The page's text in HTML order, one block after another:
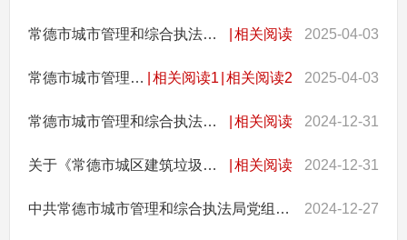
相关阅读
常德市城市管理和综合执法局关于印发《常德市生活垃圾处理项目运营补贴控制标准的指导意见》政策解读 2025-04-03
相关阅读1 相关阅读2
常德市城市管理和综合执法局关于印发《常德市生活垃圾处理项目运营补贴控制标准的指导意见》的通知 2025-04-03
相关阅读
常德市城市管理和综合执法局关于印发 《常德市城区建筑垃圾管理办法》的通知 2024-12-31
相关阅读
关于《常德市城区建筑垃圾管理办法》的解读 2024-12-31
中共常德市城市管理和综合执法局党组关于调整局领导分工的通知 2024-12-27